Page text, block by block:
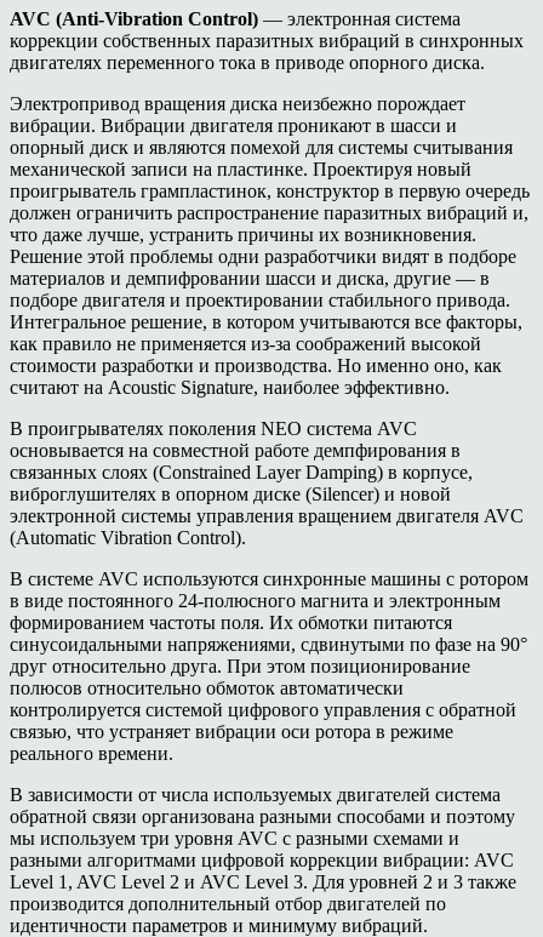
AVC (Anti-Vibration Control) — электронная система
коррекции собственных паразитных вибраций в синхронных
двигателях переменного тока в приводе опорного диска.
Электропривод вращения диска неизбежно порождает
вибрации. Вибрации двигателя проникают в шасси и
опорный диск и являются помехой для системы считывания
механической записи на пластинке. Проектируя новый
проигрыватель грампластинок, конструктор в первую очередь
должен ограничить распространение паразитных вибраций и,
что даже лучше, устранить причины их возникновения.
Решение этой проблемы одни разработчики видят в подборе
материалов и демпифровании шасси и диска, другие — в
подборе двигателя и проектировании стабильного привода.
Интегральное решение, в котором учитываются все факторы,
как правило не применяется из-за соображений высокой
стоимости разработки и производства. Но именно оно, как
считают на Acoustic Signature, наиболее эффективно.
В проигрывателях поколения NEO система AVC
основывается на совместной работе демпфирования в
связанных слоях (Constrained Layer Damping) в корпусе,
виброглушителях в опорном диске (Silencer) и новой
электронной системы управления вращением двигателя AVC
(Automatic Vibration Control).
В системе AVC используются синхронные машины с ротором
в виде постоянного 24-полюсного магнита и электронным
формированием частоты поля. Их обмотки питаются
синусоидальными напряжениями, сдвинутыми по фазе на 90°
друг относительно друга. При этом позиционирование
полюсов относительно обмоток автоматически
контролируется системой цифрового управления с обратной
связью, что устраняет вибрации оси ротора в режиме
реального времени.
В зависимости от числа используемых двигателей система
обратной связи организована разными способами и поэтому
мы используем три уровня AVC с разными схемами и
разными алгоритмами цифровой коррекции вибрации: AVC
Level 1, AVC Level 2 и AVC Level 3. Для уровней 2 и 3 также
производится дополнительный отбор двигателей по
идентичности параметров и минимуму вибраций.